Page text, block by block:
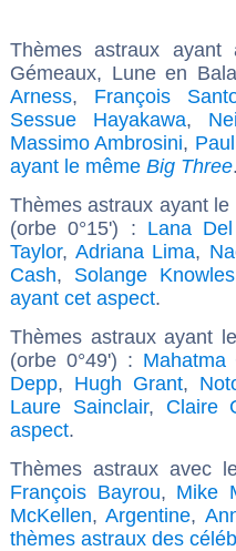
Thèmes astraux
Gémeaux, Lune en
Arness, François
Sessue Hayakawa,
Massimo Ambrosini,
ayant le même Big Three
Thèmes astraux ayant
(orbe 0°15') : Lana
Taylor, Adriana Lima,
Cash, Solange Knowles
ayant cet aspect.
Thèmes astraux ayant
(orbe 0°49') : Mahatma
Depp, Hugh Grant,
Laure Sainclair, Claire
aspect.
Thèmes astraux avec
François Bayrou, Mike
McKellen,Argentine,
thèmes astraux des